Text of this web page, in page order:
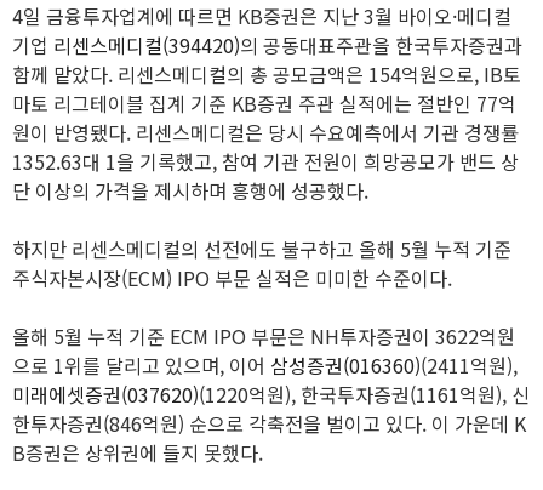
4일 금융투자업계에 따르면 KB증권은 지난 3월 바이오·메디컬
기업 리센스메디컬(394420)의 공동대표주관을 한국투자증권과
함께 맡았다. 리센스메디컬의 총 공모금액은 154억원으로, IB토
마토 리그테이블 집계 기준 KB증권 주관 실적에는 절반인 77억
원이 반영됐다. 리센스메디컬은 당시 수요예측에서 기관 경쟁률
1352.63대 1을 기록했고, 참여 기관 전원이 희망공모가 밴드 상
단 이상의 가격을 제시하며 흥행에 성공했다.
하지만 리센스메디컬의 선전에도 불구하고 올해 5월 누적 기준
주식자본시장(ECM) IPO 부문 실적은 미미한 수준이다.
올해 5월 누적 기준 ECM IPO 부문은 NH투자증권이 3622억원
으로 1위를 달리고 있으며, 이어 삼성증권(016360)(2411억원),
미래에셋증권(037620)(1220억원), 한국투자증권(1161억원), 신
한투자증권(846억원) 순으로 각축전을 벌이고 있다. 이 가운데 K
B증권은 상위권에 들지 못했다.